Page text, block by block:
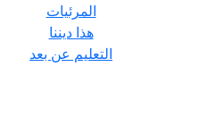
المرئيات
هذا ديننا
التعليم عن بعد